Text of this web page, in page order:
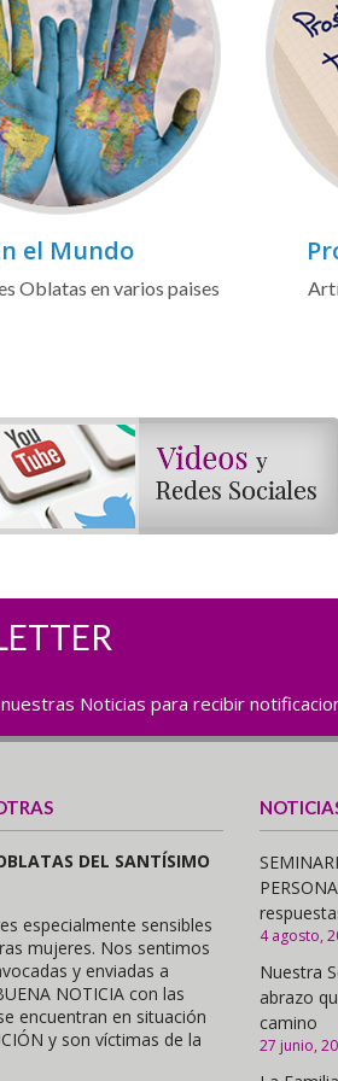
el Mundo
Oblatas en varios paises
Noticias para recibir
DEL SANTÍSIMO
especialmente sensibles
mujeres. Nos sentimos
y enviadas a
NOTICIA con las
encuentran en situación
y son víctimas de la
4 agosto,
Nuestra
abrazo
camino
27 junio,